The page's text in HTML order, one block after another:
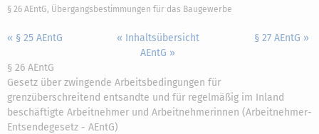
§ 26 AEntG, Übergangsbestimmungen für das Baugewerbe
« § 25 AEntG
« Inhaltsübersicht
AEntG »
§ 27 AEntG »
§ 26 AEntG
Gesetz über zwingende Arbeitsbedingungen für
grenzüberschreitend entsandte und für regelmäßig im Inland
beschäftigte Arbeitnehmer und Arbeitnehmerinnen (Arbeitnehmer-
Entsendegesetz - AEntG)